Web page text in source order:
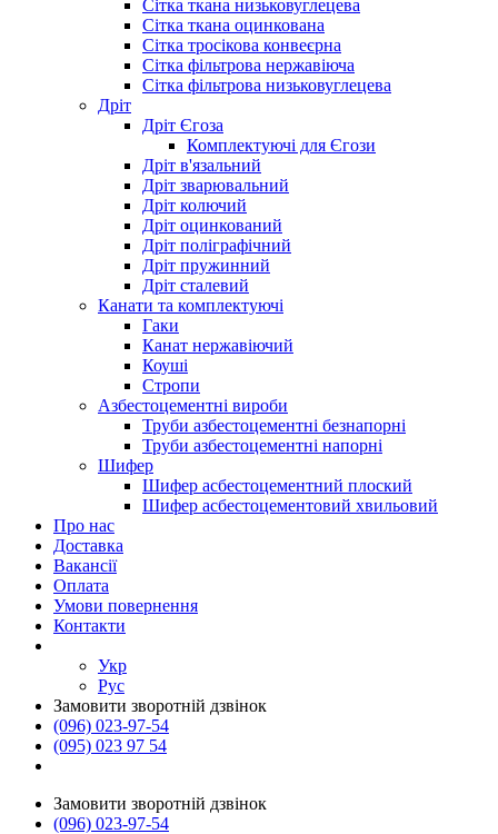
Сітка ткана низьковуглецева
Сітка ткана оцинкована
Сітка тросікова конвеєрна
Сітка фільтрова нержавіюча
Сітка фільтрова низьковуглецева
Дріт
Дріт Єгоза
Комплектуючі для Єгози
Дріт в'язальний
Дріт зварювальний
Дріт колючий
Дріт оцинкований
Дріт поліграфічний
Дріт пружинний
Дріт сталевий
Канати та комплектуючі
Гаки
Канат нержавіючий
Коуші
Стропи
Азбестоцементні вироби
Труби азбестоцементні безнапорні
Труби азбестоцементні напорні
Шифер
Шифер асбестоцементний плоский
Шифер асбестоцементовий хвильовий
Про нас
Доставка
Вакансії
Оплата
Умови повернення
Контакти
Укр
Рус
Замовити зворотній дзвінок
(096) 023-97-54
(095) 023 97 54
Замовити зворотній дзвінок
(096) 023-97-54